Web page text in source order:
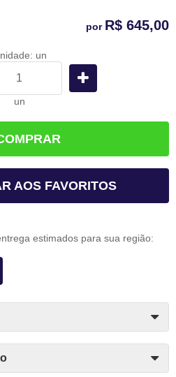
por R$ 645,00
un
un
AOS FAVORITOS
estimados para sua região: